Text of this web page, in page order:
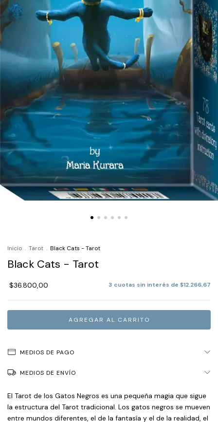
Inicio . Tarot . Black Cats - Tarot
Black Cats - Tarot
$36.800,00 3 cuotas sin interés de $12.266,67
MEDIOS DE PAGO
MEDIOS DE ENVÍO
El Tarot de los Gatos Negros es una pequeña magia que sigue
la estructura del Tarot tradicional. Los gatos negros se mueven
entre mundos diferentes, el de la fantasía y el de la realidad, el